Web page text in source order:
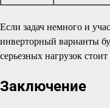
Если задач немного и
инверторный варианты
серьезных нагрузок
Заключение